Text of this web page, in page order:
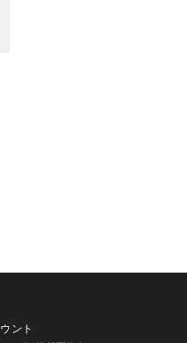
ント